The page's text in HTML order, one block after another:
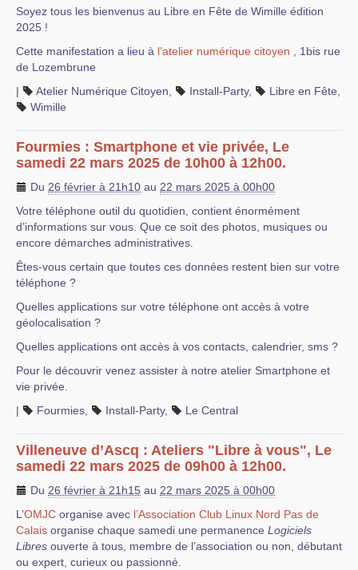
Soyez tous les bienvenus au Libre en Fête de Wimille édition
2025 !
Cette manifestation a lieu à l’atelier numérique citoyen , 1bis rue
de Lozembrune
|
Atelier Numérique Citoyen Install-Party, Libre en Fête
Wimille
Fourmies : Smartphone et vie privée, Le
samedi 22 mars 2025 de 10h00 à 12h00.
Du 26 février à 21h10 au 22 mars 2025 à 00h00
Votre téléphone outil du quotidien, contient énormément
d’informations sur vous. Que ce soit des photos, musiques ou
encore démarches administratives.
Êtes-vous certain que toutes ces données restent bien sur votre
téléphone ?
Quelles applications sur votre téléphone ont accès à votre
géolocalisation ?
Quelles applications ont accès à vos contacts, calendrier, sms ?
Pour le découvrir venez assister à notre atelier Smartphone et
vie privée.
|
Fourmies Install-Party, Le Central
Villeneuve d’Ascq : Ateliers "Libre à vous", Le
samedi 22 mars 2025 de 09h00 à 12h00.
Du 26 février à 21h15 au 22 mars 2025 à 00h00
L’OMJC organise avec l’Association Club Linux Nord Pas de
Calais organise chaque samedi une permanence Logiciels
Libres ouverte à tous, membre de l’association ou non, débutant
ou expert, curieux ou passionné.